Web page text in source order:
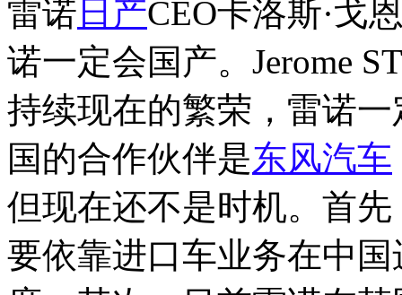
雷诺 日产CEO卡洛斯·戈
诺一定会国产。Jerome
持续现在的繁荣，雷诺
国的合作伙伴是东风汽车
但现在还不是时机。首
要依靠进口车业务在中